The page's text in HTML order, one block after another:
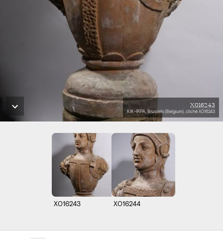
X016243
KIK-IRPA, Brussels (Belgium), cliché X016243
X016243 X016244